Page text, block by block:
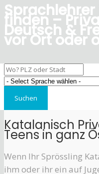
finden –
Deutsch &
vor Ort oder
Katalanisch
Teens in ganz
Wenn Ihr Sprössling
ihm oder ihr ein auf